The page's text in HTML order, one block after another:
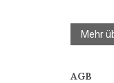
Mehr
AGB